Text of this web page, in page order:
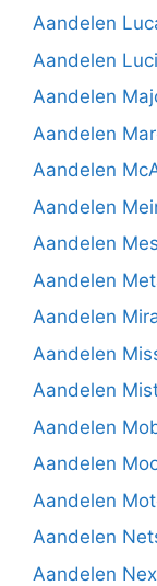
Aandelen
Aandelen
Aandelen
Aandelen
Aandelen
Aandelen
Aandelen
Aandelen
Aandelen
Aandelen
Aandelen
Aandelen
Aandelen
Aandelen
Aandelen
Aandelen